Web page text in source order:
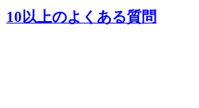
10以上のよくある質問